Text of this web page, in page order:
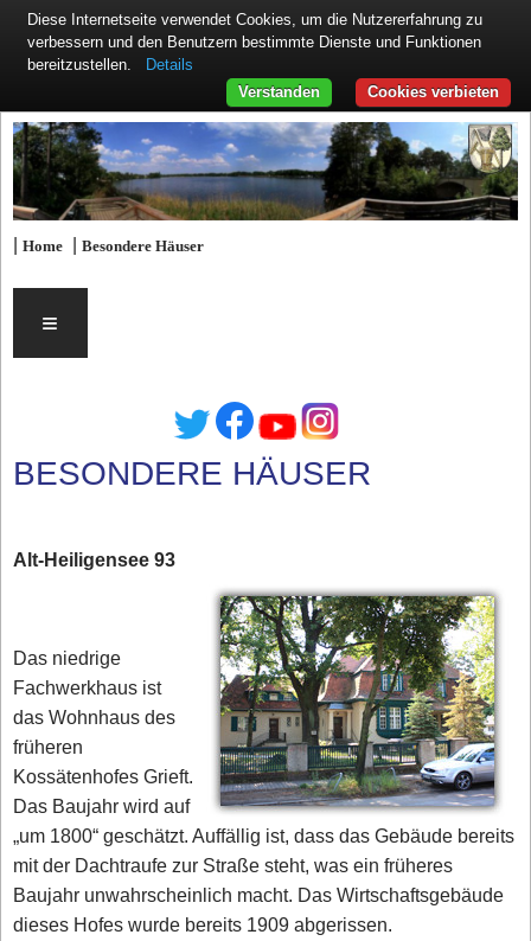
|Home |Besondere Häuser
≡
BESONDERE HÄUSER
Alt-Heiligensee 93
Das niedrige
Fachwerkhaus ist
das Wohnhaus des
früheren
Kossätenhofes Grieft.
Das Baujahr wird auf
„um 1800“ geschätzt. Auffällig ist, dass das Gebäude bereits
mit der Dachtraufe zur Straße steht, was ein früheres
Baujahr unwahrscheinlich macht. Das Wirtschaftsgebäude
dieses Hofes wurde bereits 1909 abgerissen.
Diese Internetseite verwendet Cookies, um die Nutzererfahrung zu
verbessern und den Benutzern bestimmte Dienste und Funktionen
bereitzustellen.
Details
Cookies verbieten
Verstanden